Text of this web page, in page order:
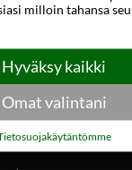
milloin tahansa
Hyväksy kaikki
Omat valintani